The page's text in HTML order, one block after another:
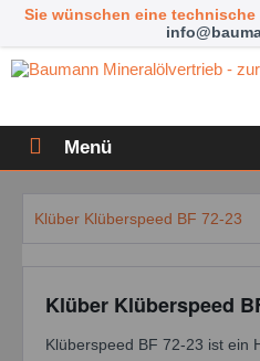
Sie wünschen eine technische
Menü
Klüber Klüberspeed BF 72-23
Klüber Klüberspeed
Klüberspeed BF 72-23 ist ein